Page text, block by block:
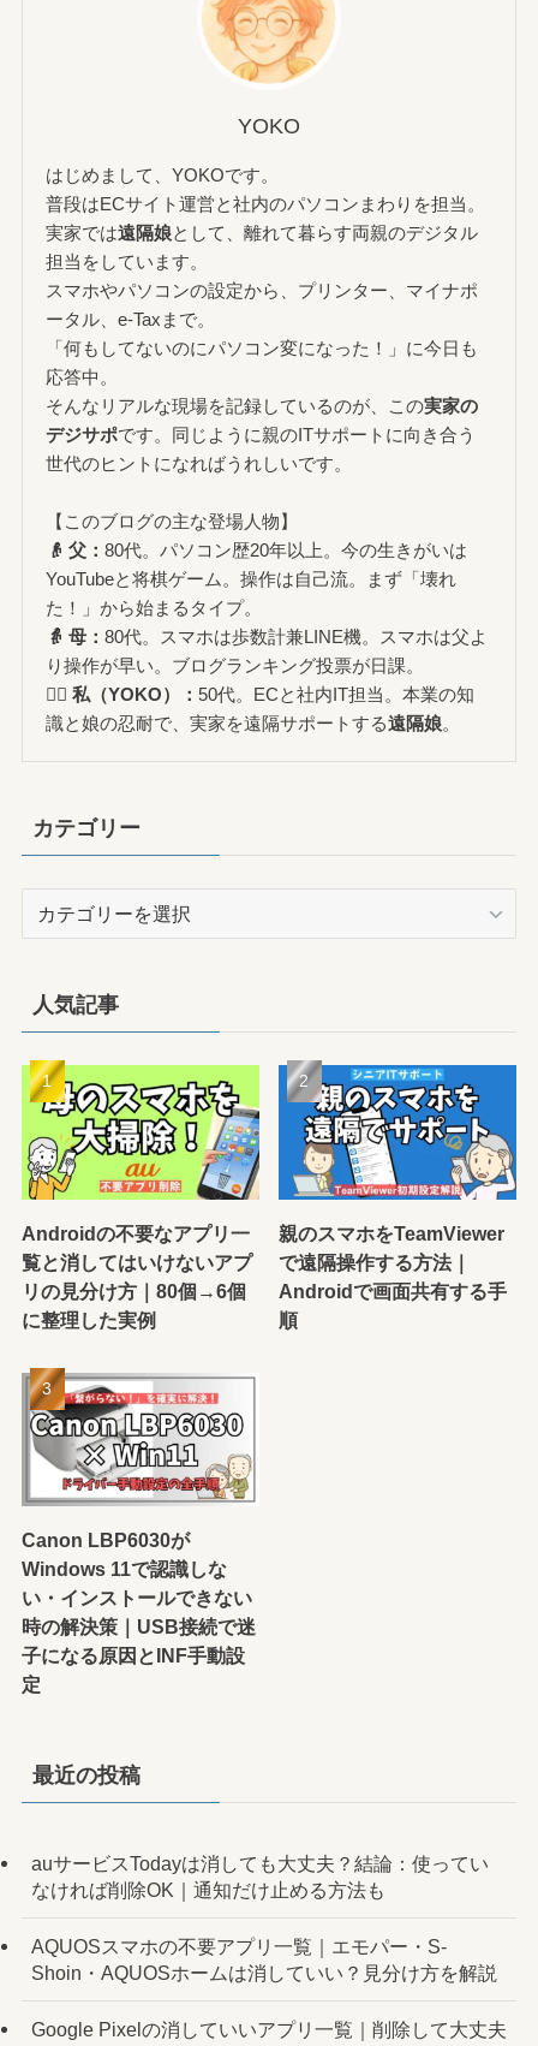
YOKO
はじめまして、YOKOです。
普段はECサイト運営と社内のパソコンまわりを担当。
実家では遠隔娘として、離れて暮らす両親のデジタル
担当をしています。
スマホやパソコンの設定から、プリンター、マイナポ
ータル、e-Taxまで。
「何もしてないのにパソコン変になった！」に今日も
応答中。
そんなリアルな現場を記録しているのが、この実家の
デジサポです。同じように親のITサポートに向き合う
世代のヒントになればうれしいです。
【このブログの主な登場人物】
👴 父：80代。パソコン歴20年以上。今の生きがいは
YouTubeと将棋ゲーム。操作は自己流。まず「壊れ
た！」から始まるタイプ。
👵 母：80代。スマホは歩数計兼LINE機。スマホは父よ
り操作が早い。ブログランキング投票が日課。
🙋‍♀️ 私（YOKO）：50代。ECと社内IT担当。本業の知
識と娘の忍耐で、実家を遠隔サポートする遠隔娘。
カテゴリー
ー
人気記事
Androidの不要なアプリ一
覧と消してはいけないアプ
リの見分け方｜80個→6個
に整理した実例
親のスマホをTeamViewer
で遠隔操作する方法｜
Androidで画面共有する手
順
Canon LBP6030が
Windows 11で認識しな
い・インストールできない
時の解決策｜USB接続で迷
子になる原因とINF手動設
定
最近の投稿
auサービスTodayは消しても大丈夫？結論：使ってい
なければ削除OK｜通知だけ止める方法も
AQUOSスマホの不要アプリ一覧｜エモパー・S-
Shoin・AQUOSホームは消していい？見分け方を解説
Google Pixelの消していいアプリ一覧｜削除して大丈夫